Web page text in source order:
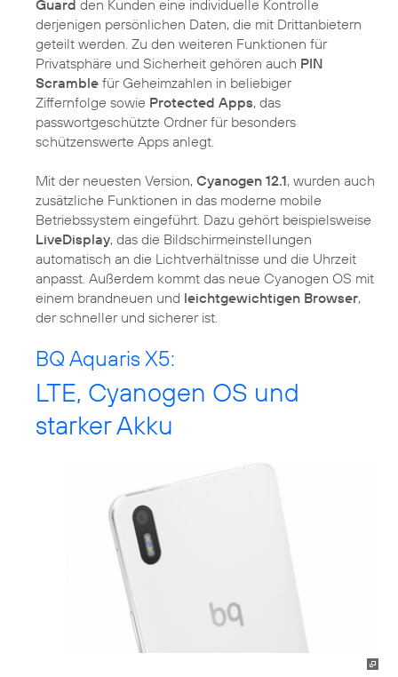
Guard den Kunden eine individuelle Kontrolle
derjenigen persönlichen Daten, die mit Drittanbietern
geteilt werden. Zu den weiteren Funktionen für
Privatsphäre und Sicherheit gehören auch PIN
Scramble für Geheimzahlen in beliebiger
Ziffernfolge sowie Protected Apps, das
passwortgeschützte Ordner für besonders
schützenswerte Apps anlegt.
Mit der neuesten Version, Cyanogen 12.1, wurden auch
zusätzliche Funktionen in das moderne mobile
Betriebssystem eingeführt. Dazu gehört beispielsweise
LiveDisplay, das die Bildschirmeinstellungen
automatisch an die Lichtverhältnisse und die Uhrzeit
anpasst. Außerdem kommt das neue Cyanogen OS mit
einem brandneuen und leichtgewichtigen Browser,
der schneller und sicherer ist.
BQ Aquaris X5:
LTE, Cyanogen OS und
starker Akku